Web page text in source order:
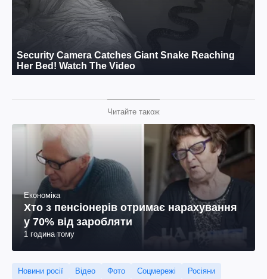
Читайте також
Економіка
Хто з пенсіонерів отримає нарахування
у 70% від заробляти
1 година тому
Новини росії Відео Фото Соцмережі
Росіяни